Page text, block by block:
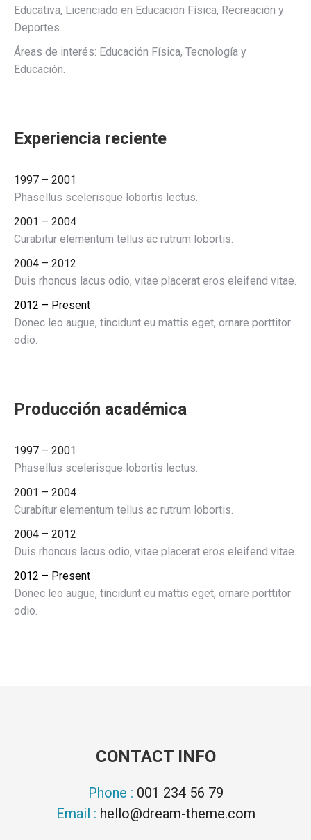
Educativa, Licenciado en Educación Física, Recreación y
Deportes.
Áreas de interés: Educación Física, Tecnología y
Educación.
Experiencia reciente
1997 – 2001
Phasellus scelerisque lobortis lectus.
2001 – 2004
Curabitur elementum tellus ac rutrum lobortis.
2004 – 2012
Duis rhoncus lacus odio, vitae placerat eros eleifend vitae.
2012 – Present
Donec leo augue, tincidunt eu mattis eget, ornare porttitor
odio.
Producción académica
1997 – 2001
Phasellus scelerisque lobortis lectus.
2001 – 2004
Curabitur elementum tellus ac rutrum lobortis.
2004 – 2012
Duis rhoncus lacus odio, vitae placerat eros eleifend vitae.
2012 – Present
Donec leo augue, tincidunt eu mattis eget, ornare porttitor
odio.
CONTACT INFO
Phone : 001 234 56 79
Email : hello@dream-theme.com